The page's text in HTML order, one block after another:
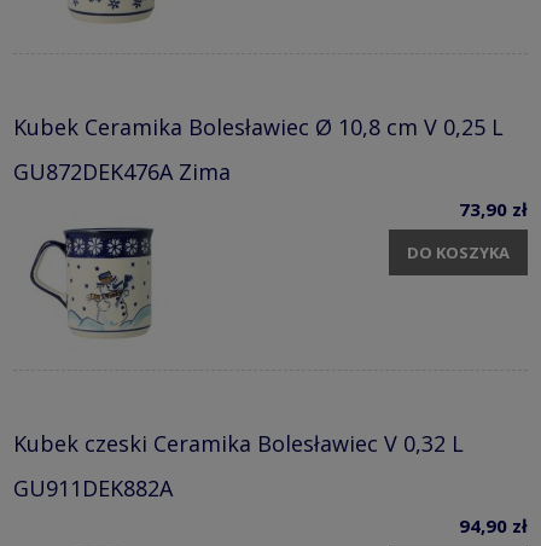
Kubek Ceramika Bolesławiec Ø 10,8 cm V 0,25 L
GU872DEK476A Zima
73,90 zł
DO KOSZYKA
Kubek czeski Ceramika Bolesławiec V 0,32 L
GU911DEK882A
94,90 zł